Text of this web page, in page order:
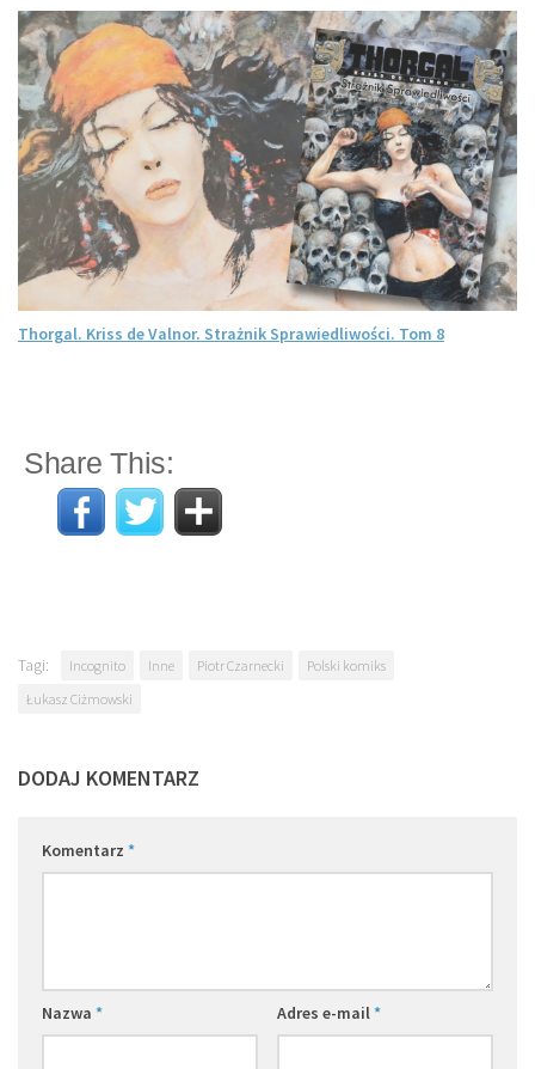
Thorgal. Kriss de Valnor. Strażnik Sprawiedliwości. Tom 8
Share This:
Tagi: Incognito Inne Piotr Czarnecki
Polski komiks
Łukasz Ciżmowski
DODAJ KOMENTARZ
Komentarz *
Nazwa * Adres e-mail*